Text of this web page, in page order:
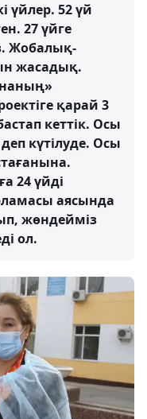
үйлер. 52 үй
27 үйге
Жобалық-
жасадық.
қарай 3
кеттік. Осы
күтілуде. Осы
24 үйді
аясында
жөндейміз
ол.